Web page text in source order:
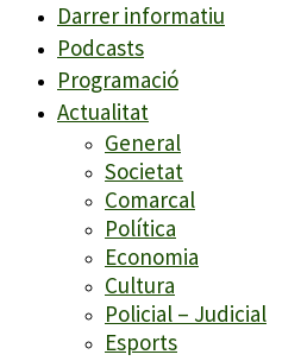
Darrer informatiu
Podcasts
Programació
Actualitat
General
Societat
Comarcal
Política
Economia
Cultura
Policial – Judicial
Esports